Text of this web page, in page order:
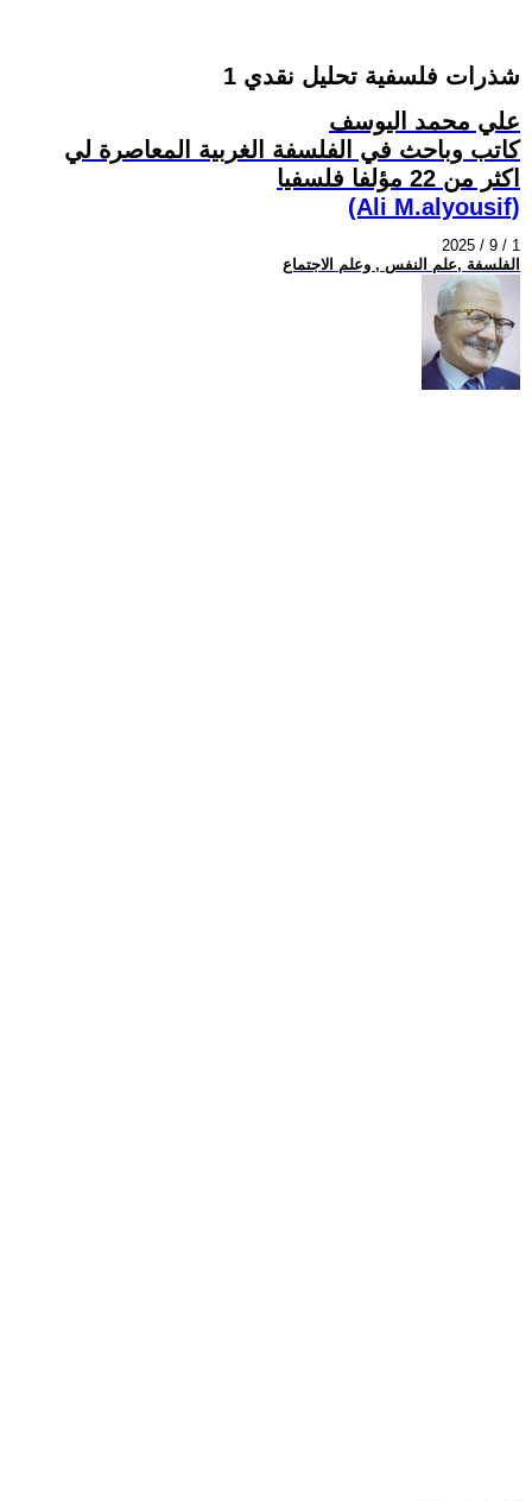
شذرات فلسفية تحليل نقدي 1
علي محمد اليوسف
كاتب وباحث في الفلسفة الغربية المعاصرة لي
اكثر من 22 مؤلفا فلسفيا
(Ali M.alyousif)
2025 / 9 / 1
الفلسفة ,علم النفس , وعلم الاجتماع